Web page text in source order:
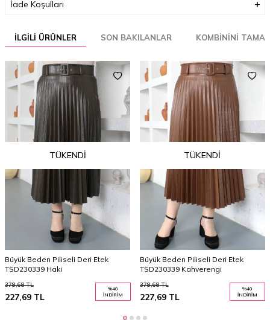
İade Koşulları
İLGILI ÜRÜNLER SON BAKILANLAR KOMBININI
TÜKENDI
Büyük Beden Piliseli Deri Etek
TSD230339 Haki
378,68TL
227,69 TL
%40
İNDIRIM
TÜKENDI
Büyük Beden Piliseli Deri Etek
TSD230339 Kahverengi
378,68TL
227,69TL
%40
İNDIRIM